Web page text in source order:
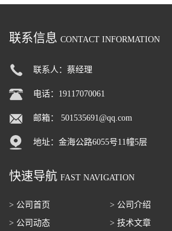
联系信息 CONTACT INFORMATION
联系人：蔡经理
电话：19117070061
邮箱： 501535691@qq.com
地址：金海公路6055号11幢5层
快速导航 FAST NAVIGATION
> 公司首页
> 公司介绍
> 公司动态
> 技术文章